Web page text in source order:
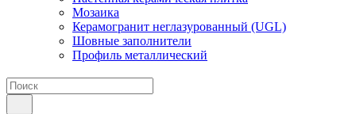
Мозаика
Керамогранит неглазурованный (UGL)
Шовные заполнители
Профиль металлический